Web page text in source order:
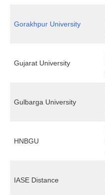
Gorakhpur University
Gujarat University
Gulbarga University
HNBGU
IASE Distance